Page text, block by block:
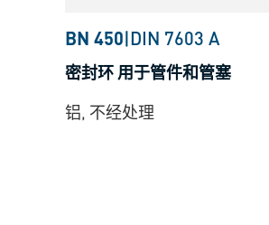
BN 450|DIN 7603 A
密封环 用于管件和管塞
铝, 不经处理